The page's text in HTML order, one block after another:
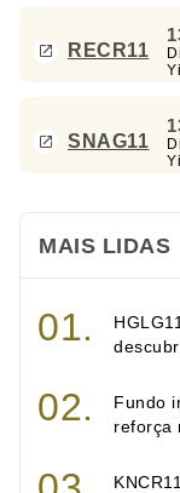
RECR11
SNAG11
MAIS LIDAS
Fundo
reforça